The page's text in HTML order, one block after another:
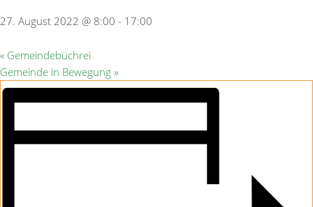
27. August 2022 @ 8:00 - 17:00
« Gemeindebüchrei
Gemeinde in Bewegung »